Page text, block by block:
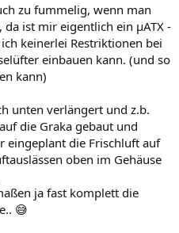
zu fummelig, wenn man
ist mir eigentlich ein µATX -
keinerlei Restriktionen bei
einbauen kann. (und so
kann)
unten verlängert und z.b.
die Graka gebaut und
eingeplant die Frischluft auf
oben im Gehäuse
ja fast komplett die
😅